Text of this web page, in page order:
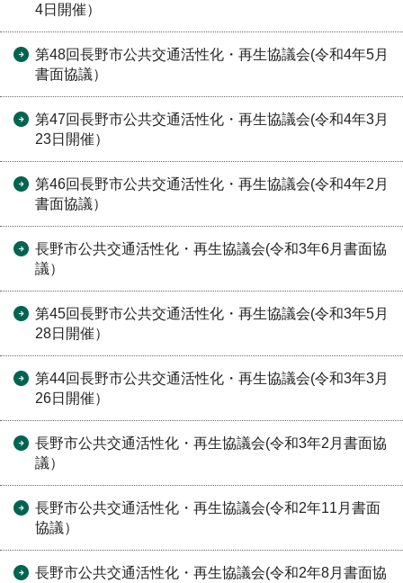
4日開催）
第48回長野市公共交通活性化・再生協議会(令和4年5月
書面協議）
第47回長野市公共交通活性化・再生協議会(令和4年3月
23日開催）
第46回長野市公共交通活性化・再生協議会(令和4年2月
書面協議）
長野市公共交通活性化・再生協議会(令和3年6月書面協
議）
第45回長野市公共交通活性化・再生協議会(令和3年5月
28日開催）
第44回長野市公共交通活性化・再生協議会(令和3年3月
26日開催）
長野市公共交通活性化・再生協議会(令和3年2月書面協
議）
長野市公共交通活性化・再生協議会(令和2年11月書面
協議）
長野市公共交通活性化・再生協議会(令和2年8月書面協